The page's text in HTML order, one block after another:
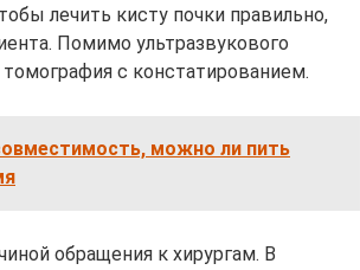
лечить кисту почки правильно,
Помимо ультразвукового
томография с констатированием.
можно ли пить
обращения к хирургам. В